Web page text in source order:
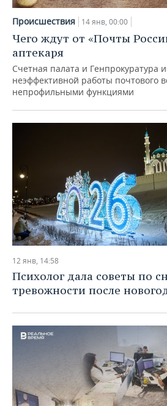
Происшествия 14 янв, 00:00
Чего ждут от «Почты
аптекаря
Счетная палата и Генпрокуратура
неэффективной работы почтового
непрофильными функциями
12 янв, 14:58
Психолог дала советы по
тревожности после